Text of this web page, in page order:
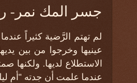
جسر المك نمر-
لم تهتم الرَّضية كثيراً
عينيها وخرجوا من بين
الاستطلاع لديها. ولكنها
عندما علمت أن جدته "أم